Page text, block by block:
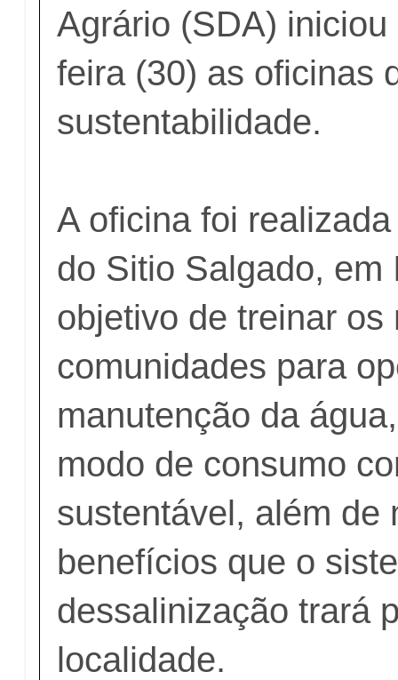
Agrário (SDA)
feira (30) as oficinas
sustentabilidade.
A oficina foi
do Sitio Salgado, em
objetivo de treinar os
comunidades para
manutenção da
modo de consumo
sustentável, além de
benefícios que o
dessalinização trará
localidade.